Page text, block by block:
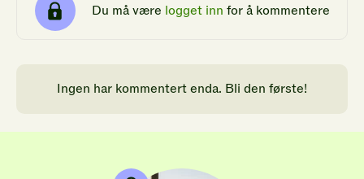
Du må være logget inn for å kommentere
Ingen har kommentert enda. Bli den første!